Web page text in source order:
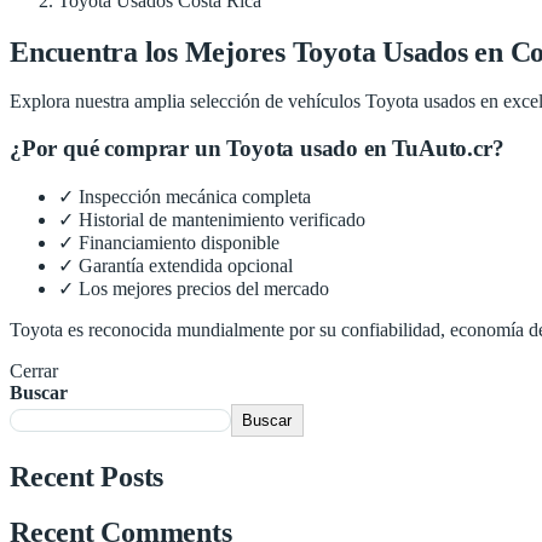
Encuentra los Mejores Toyota Usados en
Explora nuestra amplia selección de vehículos Toyota usados en
¿Por qué comprar un Toyota usado en TuAuto.cr?
✓ Inspección mecánica completa
✓ Historial de mantenimiento verificado
✓ Financiamiento disponible
✓ Garantía extendida opcional
✓ Los mejores precios del mercado
Toyota es reconocida mundialmente por su confiabilidad, economía
Cerrar
Buscar
Buscar
Recent Posts
Recent Comments